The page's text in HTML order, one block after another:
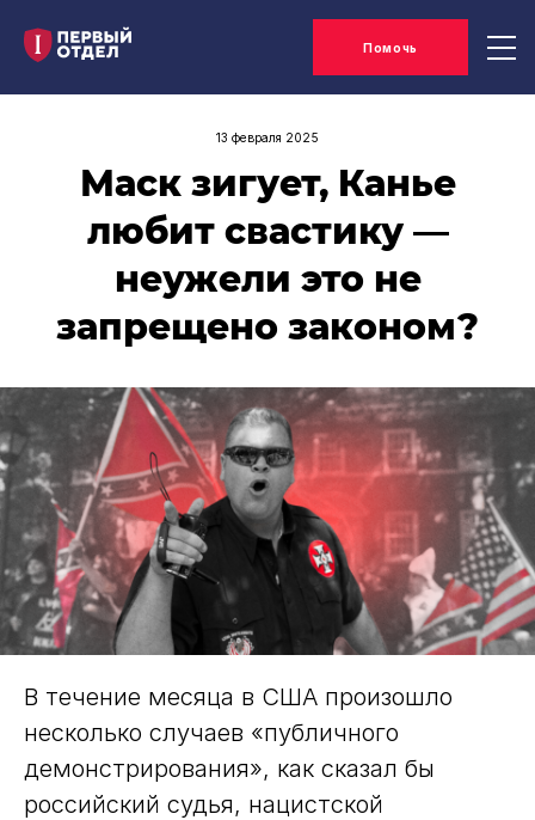
Помочь
13 февраля 2025
Маск зигует, Канье
любит свастику —
неужели это не
запрещено законом?
В течение месяца в США произошло
несколько случаев «публичного
демонстрирования», как сказал бы
российский судья, нацистской